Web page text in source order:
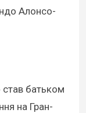
Алонсо-
батьком
на Гран-